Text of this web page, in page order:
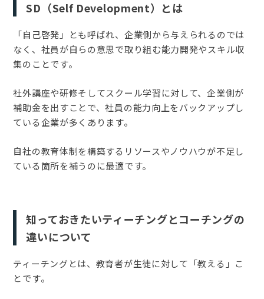
SD（Self Development）とは
「自己啓発」とも呼ばれ、企業側から与えられるのでは
なく、社員が自らの意思で取り組む能力開発やスキル収
集のことです。
社外講座や研修そしてスクール学習に対して、企業側が
補助金を出すことで、社員の能力向上をバックアップし
ている企業が多くあります。
自社の教育体制を構築するリソースやノウハウが不足し
ている箇所を補うのに最適です。
知っておきたいティーチングとコーチングの
違いについて
ティーチングとは、教育者が生徒に対して「教える」こ
とです。